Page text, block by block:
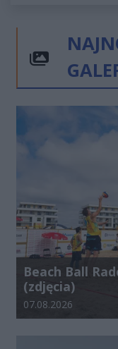
Beach Ball
(zdjęcia)
Data dodania galerii:
07.08.2026